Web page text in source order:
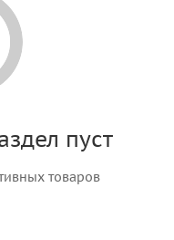
пуст
товаров